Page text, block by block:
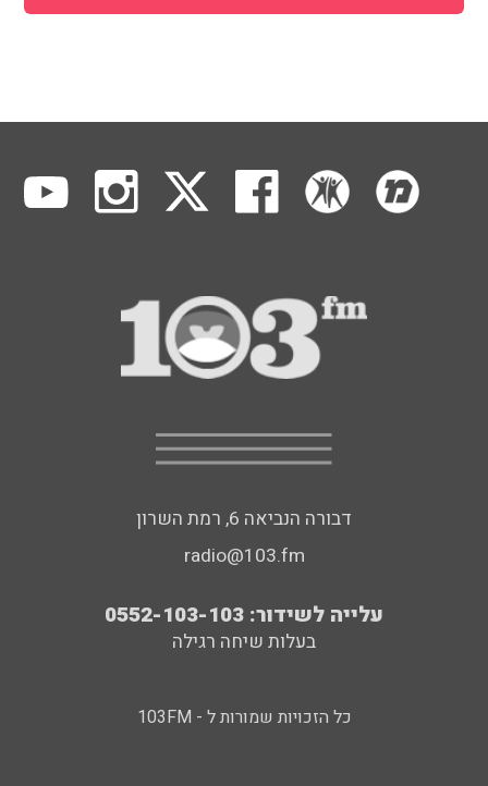
דבורה הנביאה 6, רמת השרון
radio@103.fm
עלייה לשידור: 0552-103-103
בעלות שיחה רגילה
כל הזכויות שמורות ל - 103FM